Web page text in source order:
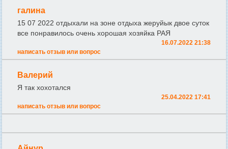
галина
15 07 2022 отдыхали на зоне отдыха жеруйык двое суток
все понравилось очень хорошая хозяйка РАЯ
16.07.2022 21:38
написать отзыв или вопрос
Валерий
Я так хохотался
25.04.2022 17:41
написать отзыв или вопрос